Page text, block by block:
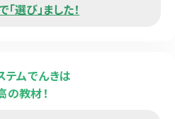
選び」ました！
テムでんきは
の教材！